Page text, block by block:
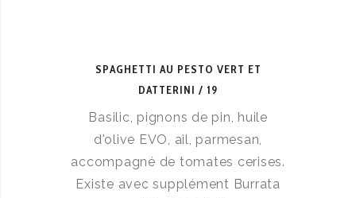
SPAGHETTI AU PESTO VERT ET
DATTERINI
19
Basilic, pignons de pin, huile
d'olive EVO, ail, parmesan,
accompagné de tomates cerises.
Existe avec supplément Burrata